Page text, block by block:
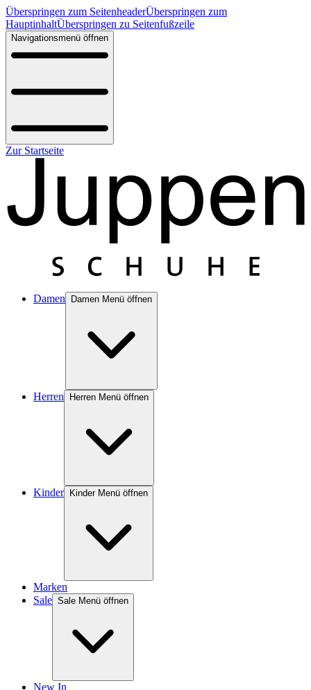
Überspringen zum SeitenheaderÜberspringen zum
HauptinhaltÜberspringen zu Seitenfußzeile
Navigationsmenü öffnen
Zur Startseite
Damen Damen Menü öffnen
Herren Herren Menü öffnen
Kinder Kinder Menü öffnen
Marken
Sale Sale Menü öffnen
New In